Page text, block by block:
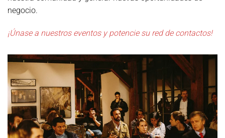
negocio.
¡Únase a nuestros eventos y potencie su red de contactos!